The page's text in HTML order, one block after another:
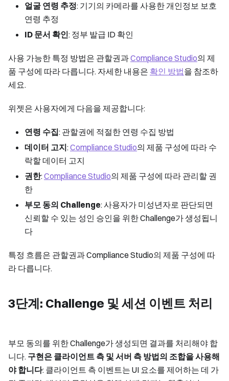
얼굴 연령 추정: 기기의 카메라를 사용한 개인정보 보호
연령 추정
ID 문서 확인: 정부 발급 ID 확인
사용 가능한 특정 방법은 관할권과Compliance Studio의 제
품 구성에 따라 다릅니다. 자세한 내용은 확인 방법을 참조하
세요.
위젯은 사용자에게 다음을 제공합니다:
연령 수집: 관할권에 적절한 연령 수집 방법
데이터 고지:Compliance Studio의 제품 구성에 따라 수
락할 데이터 고지
권한:Compliance Studio의 제품 구성에 따라 관리할 권
한
부모 동의 Challenge: 사용자가 미성년자로 판단되면
신뢰할 수 있는 성인 승인을 위한 Challenge가 생성됩니
다
특정 흐름은 관할권과 Compliance Studio의 제품 구성에 따
라 다릅니다.
3단계: Challenge 및 세션 이벤트 처리
부모 동의를 위한 Challenge가 생성되면 결과를 처리해야 합
니다. 구현은 클라이언트 측 및 서버 측 방법의 조합을 사용해
야 합니다: 클라이언트 측 이벤트는 UI 요소를 제어하는 데 가